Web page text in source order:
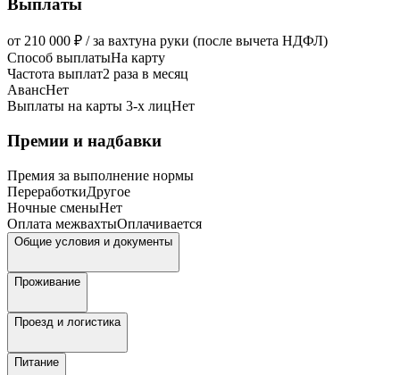
от 210 000 ₽ / за вахтуна руки (после вычета НДФЛ)
Способ выплатыНа карту
Частота выплат2 раза в месяц
АвансНет
Выплаты на карты 3-х лицНет
Премии и надбавки
Премия за выполнение нормы
ПереработкиДругое
Ночные сменыНет
Оплата межвахтыОплачивается
Общие условия и документы
Проживание
Проезд и логистика
Питание